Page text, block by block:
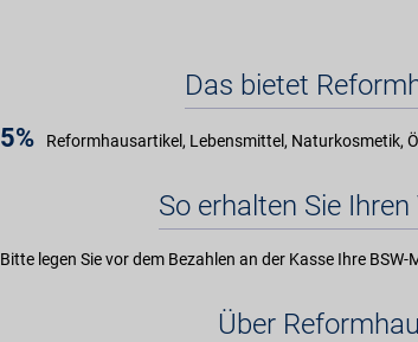
Das bietet
5% Reformhausartikel, Lebensmittel, Naturkosmetik,
So erhalten Sie
Bitte legen Sie vor dem Bezahlen an der Kasse Ihre
Über